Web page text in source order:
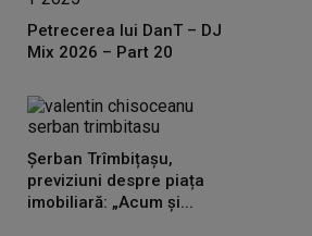
Petrecerea lui DanT – DJ
Mix 2026 – Part 20
Șerban Trîmbițașu,
previziuni despre piața
imobiliară: „Acum și...